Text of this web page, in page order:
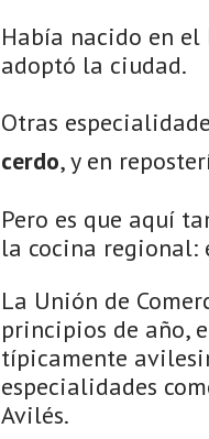
Había nacido en
adoptó la ciudad.
Otras
cerdo, y en
Pero es que aquí
la cocina regional:
La Unión de
principios de año,
típicamente
especialidades
Avilés.